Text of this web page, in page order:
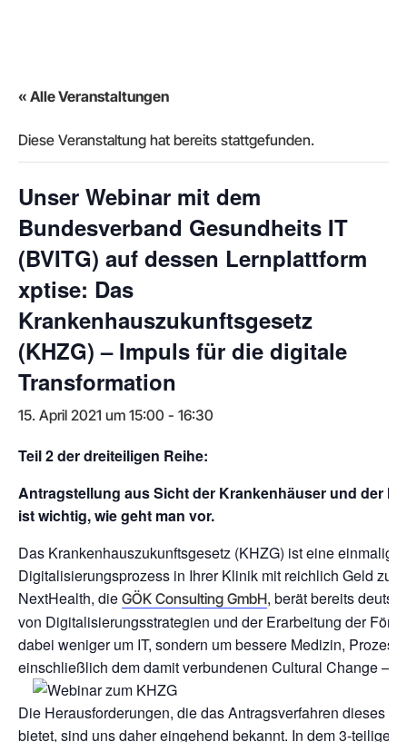
« Alle Veranstaltungen
Diese Veranstaltung hat bereits stattgefunden.
Unser Webinar mit dem
Bundesverband Gesundheits IT
(BVITG) auf dessen Lernplattform
xptise: Das
Krankenhauszukunftsgesetz
(KHZG) – Impuls für die digitale
Transformation
15. April 2021 um 15:00 - 16:30
Teil 2 der dreiteiligen Reihe:
Antragstellung aus Sicht der Krankenhäuser und der
ist wichtig, wie geht man vor.
Das Krankenhauszukunftsgesetz (KHZG) ist eine
Digitalisierungsprozess in Ihrer Klinik mit reichlich Geld zu
NextHealth, die GÖK Consulting GmbH, berät bereits
von Digitalisierungsstrategien und der Erarbeitung der
dabei weniger um IT, sondern um bessere Medizin,
einschließlich dem damit verbundenen Cultural Change –
Die Herausforderungen, die das Antragsverfahren dieses
bietet, sind uns daher eingehend bekannt. In dem 3-